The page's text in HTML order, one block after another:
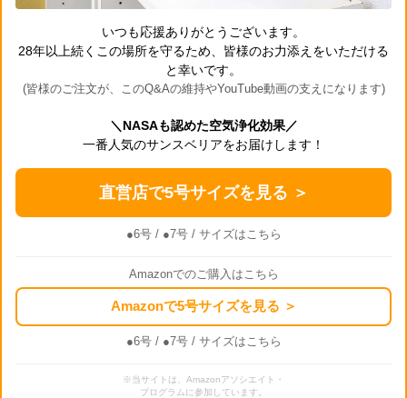
いつも応援ありがとうございます。
28年以上続くこの場所を守るため、皆様のお力添えをいただける
と幸いです。
(皆様のご注文が、このQ&Aの維持やYouTube動画の支えになります)
＼NASAも認めた空気浄化効果／
一番人気のサンスベリアをお届けします！
直営店で5号サイズを見る ＞
●6号/ ●7号/ サイズはこちら
Amazonでのご購入はこちら
Amazonで5号サイズを見る ＞
●6号/ ●7号/ サイズはこちら
※当サイトは、Amazonアソシエイト・
プログラムに参加しています。